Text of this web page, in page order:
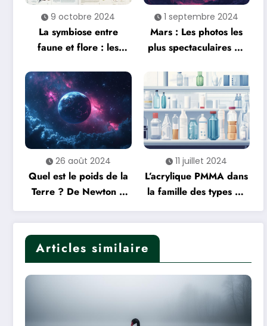
9 octobre 2024
La symbiose entre
faune et flore : les
naturel
1 septembre 2024
Mars : Les photos les
plus spectaculaires de
dévoilent son
atmosphère
mystérieuse
26 août 2024
Quel est le poids de la
Terre ? De Newton à
d’une mesure
extraordinaire
11 juillet 2024
L’acrylique PMMA dans
la famille des types de
et usages
Articles similaire